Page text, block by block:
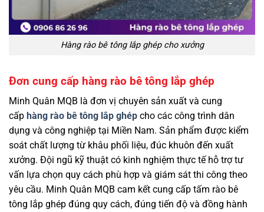
Hàng rào bê tông lắp ghép cho xưởng
Đơn cung cấp hàng rào bê tông lắp ghép
Minh Quân MQB là đơn vị chuyên sản xuất và cung
cấp hàng rào bê tông lắp ghép cho các công trình dân
dụng và công nghiệp tại Miền Nam. Sản phẩm được kiểm
soát chất lượng từ khâu phối liệu, đúc khuôn đến xuất
xưởng. Đội ngũ kỹ thuật có kinh nghiệm thực tế hỗ trợ tư
vấn lựa chọn quy cách phù hợp và giám sát thi công theo
yêu cầu. Minh Quân MQB cam kết cung cấp tấm rào bê
tông lắp ghép đúng quy cách, đúng tiến độ và đồng hành